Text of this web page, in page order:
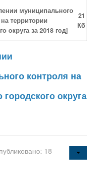
муниципального
территории
округа за 2018 год]
21
Кб
контроля на
округа
18